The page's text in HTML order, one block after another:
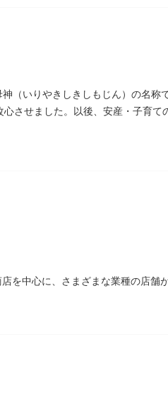
群。大名庭園の形式を一部踏襲
。江戸時代の石碑や手水鉢、庭石
れています。心地よい風に吹かれ
おすすめです。
見応えは抜群。せっかくなら水
（いりやきしきしもじん）の名称
させました。以後、安産・子育て
を中心に、さまざまな業種の店舗
の近隣型商店街へと発展。昭和
けではなく、国内外から多くの観